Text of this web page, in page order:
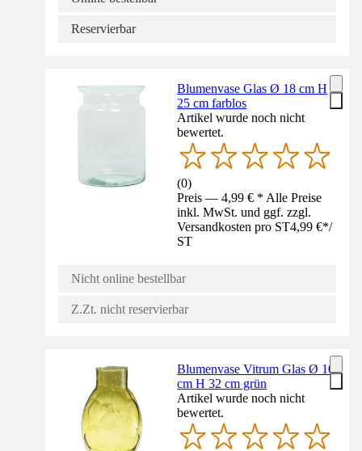
Reservierbar
Blumenvase Glas Ø 18 cm H
25 cm farblos
Artikel wurde noch nicht
bewertet.
(0)
Preis — 4,99 € * Alle Preise
inkl. MwSt. und ggf. zzgl.
Versandkosten pro ST4,99 €*/
ST
Nicht online bestellbar
Z.Zt. nicht reservierbar
Blumenvase Vitrum Glas Ø 10
cm H 32 cm grün
Artikel wurde noch nicht
bewertet.